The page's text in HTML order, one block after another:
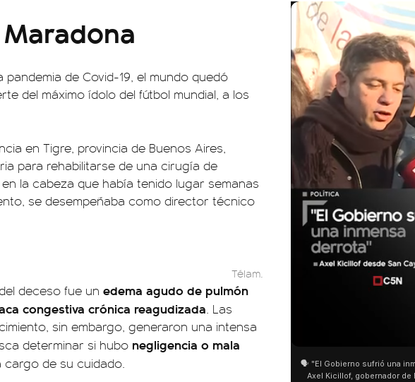
pandemia de Covid-19, el mundo quedó
del máximo ídolo del fútbol mundial, a los
en Tigre, provincia de Buenos Aires,
para rehabilitarse de una cirugía de
la cabeza que había tenido lugar semanas
se desempeñaba como director técnico
Télam.
deceso fue un edema agudo de pulmón
congestiva crónica reagudizada. Las
sin embargo, generaron una intensa
determinar si hubo negligencia o mala
de su cuidado.
🗣️ "El Gobierno sufrió una inmensa
Axel Kicillof, gobernador de la